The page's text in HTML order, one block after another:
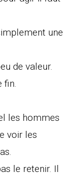
une
de valeur.
fin.
les hommes
voir les
le retenir. Il